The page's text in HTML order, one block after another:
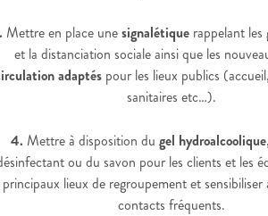
Mettre en place unesignalétiquerappelant les
et la distanciation sociale ainsi que les
adaptés pour les lieux publics
sanitaires etc…).
4. Mettre à disposition du gel hydroalcoolique
ou du savon pour les clients et les
principaux lieux de regroupement et
contacts fréquents.